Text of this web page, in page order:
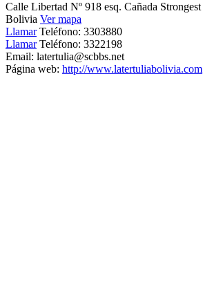
Calle Libertad Nº 918 esq. Cañada Strongest
Bolivia Ver mapa
Llamar Teléfono: 3303880
Llamar Teléfono: 3322198
Email: latertulia@scbbs.net
Página web: http://www.latertuliabolivia.com